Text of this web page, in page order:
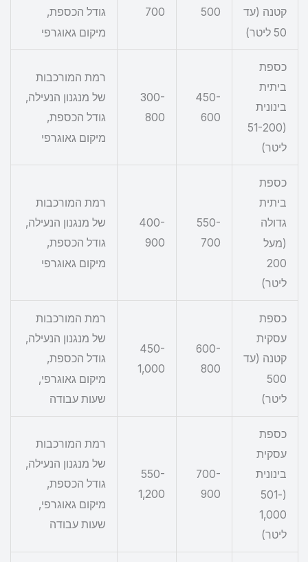
קטנה (עד
50 ליטר)
500
700
גודל הכספת,
מיקום גאוגרפי
כספת
ביתית
בינונית
(51-200
ליטר)
450-
600
300-
800
רמת המורכבות
של מנגנון הנעילה,
גודל הכספת,
מיקום גאוגרפי
כספת
ביתית
גדולה
(מעל
200
ליטר)
550-
700
400-
900
רמת המורכבות
של מנגנון הנעילה,
גודל הכספת,
מיקום גאוגרפי
כספת
עסקית
קטנה (עד
500
ליטר)
600-
800
450-
1,000
רמת המורכבות
של מנגנון הנעילה,
גודל הכספת,
מיקום גאוגרפי,
שעות עבודה
כספת
עסקית
בינונית
(501-
1,000
ליטר)
700-
900
550-
1,200
רמת המורכבות
של מנגנון הנעילה,
גודל הכספת,
מיקום גאוגרפי,
שעות עבודה